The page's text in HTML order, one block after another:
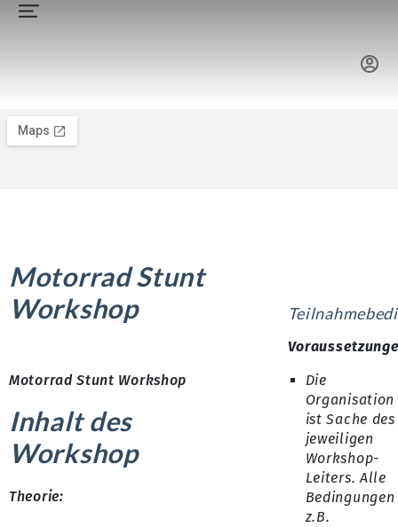
Motorrad Stunt
Workshop
Motorrad Stunt Workshop
Inhalt des
Workshop
Theorie:
Die
Organisation
ist Sache des
jeweiligen
Workshop-
Leiters. Alle
Bedingungen
z.B.